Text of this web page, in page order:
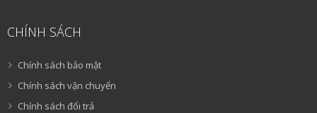
CHÍNH SÁCH
Chính sách bảo mật
Chính sách vận chuyển
Chính sách đổi trả